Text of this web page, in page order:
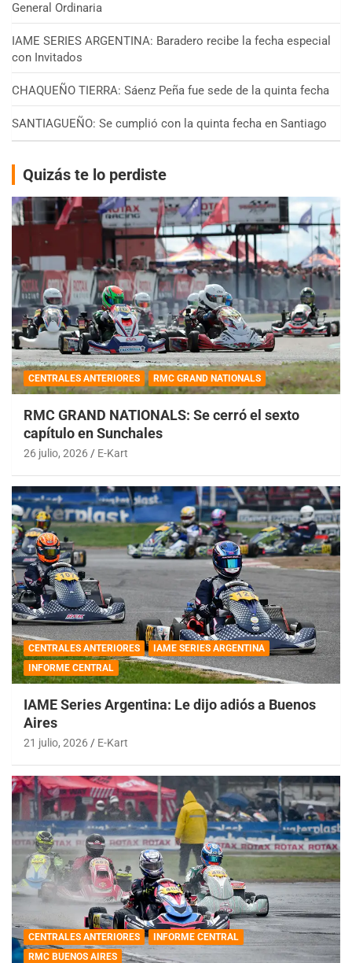
General Ordinaria
IAME SERIES ARGENTINA: Baradero recibe la fecha especial
con Invitados
CHAQUEÑO TIERRA: Sáenz Peña fue sede de la quinta fecha
SANTIAGUEÑO: Se cumplió con la quinta fecha en Santiago
Quizás te lo perdiste
CENTRALES ANTERIORES RMC GRAND NATIONALS
RMC GRAND NATIONALS: Se cerró el sexto
capítulo en Sunchales
26 julio, 2026 E-Kart
CENTRALES ANTERIORES
IAME SERIES ARGENTINA
INFORME CENTRAL
IAME Series Argentina: Le dijo adiós a Buenos
Aires
21 julio, 2026 E-Kart
CENTRALES ANTERIORES
INFORME CENTRAL
RMC BUENOS AIRES